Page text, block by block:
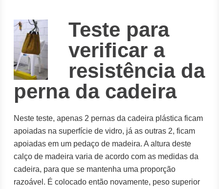
Teste para
verificar a
resistência da
perna da cadeira
Neste teste, apenas 2 pernas da cadeira plástica ficam
apoiadas na superfície de vidro, já as outras 2, ficam
apoiadas em um pedaço de madeira. A altura deste
calço de madeira varia de acordo com as medidas da
cadeira, para que se mantenha uma proporção
razoável. É colocado então novamente, peso superior